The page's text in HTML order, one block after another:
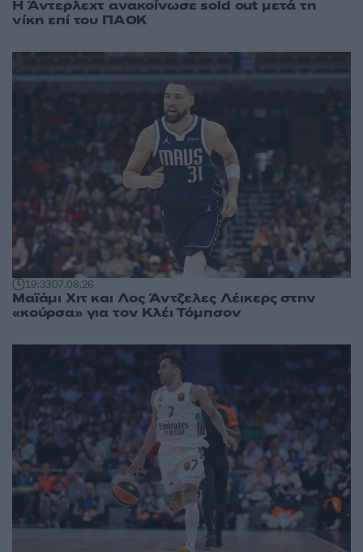
Η Άντερλεχτ ανακοίνωσε sold out μετά τη
νίκη επί του ΠΑΟΚ
19:3307.08.26
Μαϊάμι Χιτ και Λος Άντζελες Λέικερς στην
«κούρσα» για τον Κλέι Τόμπσον